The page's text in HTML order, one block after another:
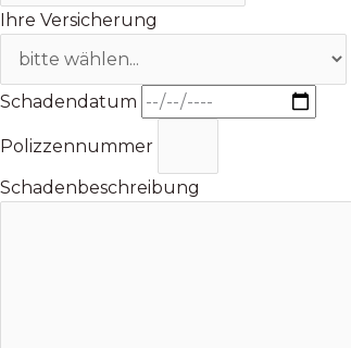
Ihre Versicherung
Schadendatum
Polizzennummer
Schadenbeschreibung